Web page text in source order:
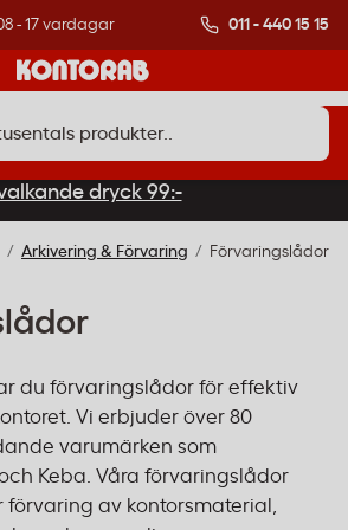
- 17 vardagar Över 500 000
011 - 440 15 15
dryck 99:-
Arkivering & Förvaring Förvaringslådor
du förvaringslådor för effektiv
Vi erbjuder över 80
varumärken som
Keba. Våra förvaringslådor
av kontorsmaterial,